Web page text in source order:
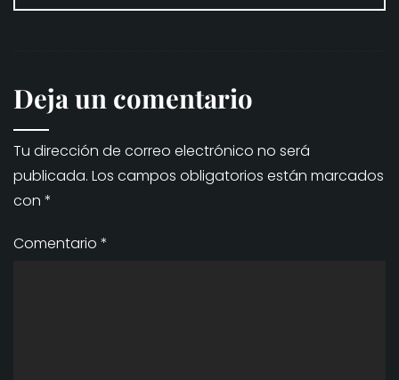
Deja un comentario
Tu dirección de correo electrónico no será
publicada. Los campos obligatorios están marcados
con *
Comentario *